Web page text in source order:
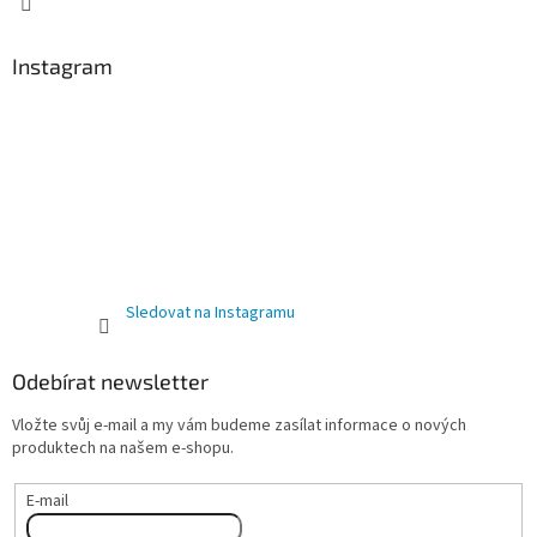
Instagram
Sledovat na Instagramu
Odebírat newsletter
Vložte svůj e-mail a my vám budeme zasílat informace o nových
produktech na našem e-shopu.
E-mail